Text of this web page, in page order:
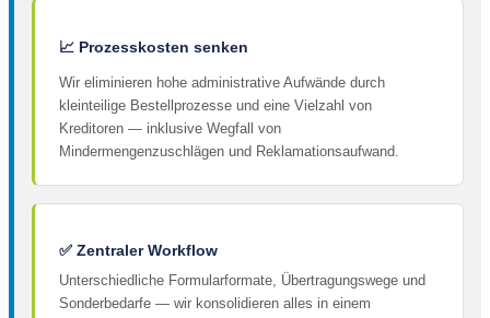
📈 Prozesskosten senken
Wir eliminieren hohe administrative Aufwände durch
kleinteilige Bestellprozesse und eine Vielzahl von
Kreditoren — inklusive Wegfall von
Mindermengenzuschlägen und Reklamationsaufwand.
✅ Zentraler Workflow
Unterschiedliche Formularformate, Übertragungswege und
Sonderbedarfe — wir konsolidieren alles in einem